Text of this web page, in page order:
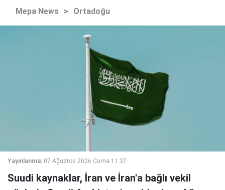
Mepa News > Ortadoğu
Yayınlanma: 07 Ağustos 2026 Cuma 11:37
Suudi kaynaklar, İran ve İran'a bağlı vekil